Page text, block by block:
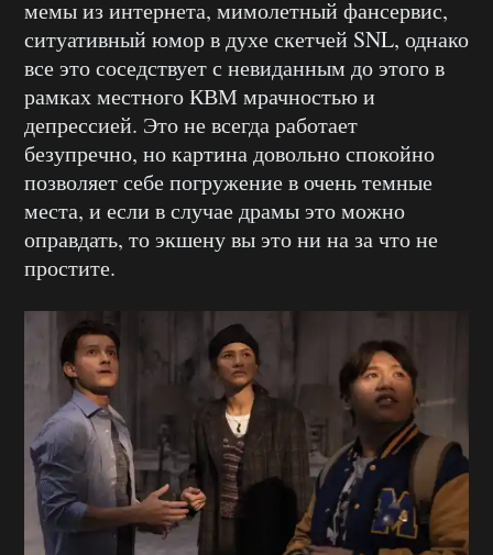
мемы из интернета, мимолетный фансервис,
ситуативный юмор в духе скетчей SNL, однако
все это соседствует с невиданным до этого в
рамках местного КВМ мрачностью и
депрессией. Это не всегда работает
безупречно, но картина довольно спокойно
позволяет себе погружение в очень темные
места, и если в случае драмы это можно
оправдать, то экшену вы это ни на за что не
простите.